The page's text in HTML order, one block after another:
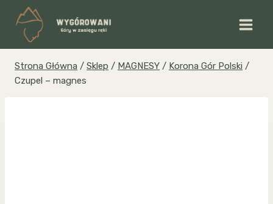
Przejdź
treści
Strona Główna / Sklep / MAGNESY / Korona Gór Polski /
Czupel – magnes